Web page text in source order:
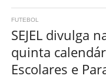
FUTEBOL
SEJEL divulga
quinta
Escolares e